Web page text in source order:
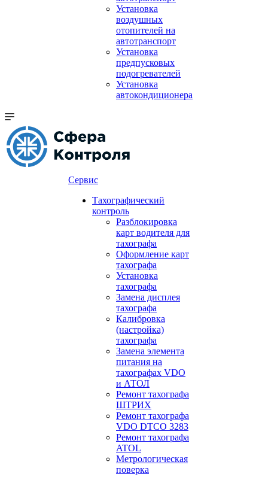
Установка
воздушных
отопителей на
автотранспорт
Установка
предпусковых
подогревателей
Установка
автокондиционера
Сервис
Тахографический
контроль
Разблокировка
карт водителя для
тахографа
Оформление карт
тахографа
Установка
тахографа
Замена дисплея
тахографа
Калибровка
(настройка)
тахографа
Замена элемента
питания на
тахографах VDO
и АТОЛ
Ремонт тахографа
ШТРИХ
Ремонт тахографа
VDO DTCO 3283
Ремонт тахографа
ATOL
Метрологическая
поверка